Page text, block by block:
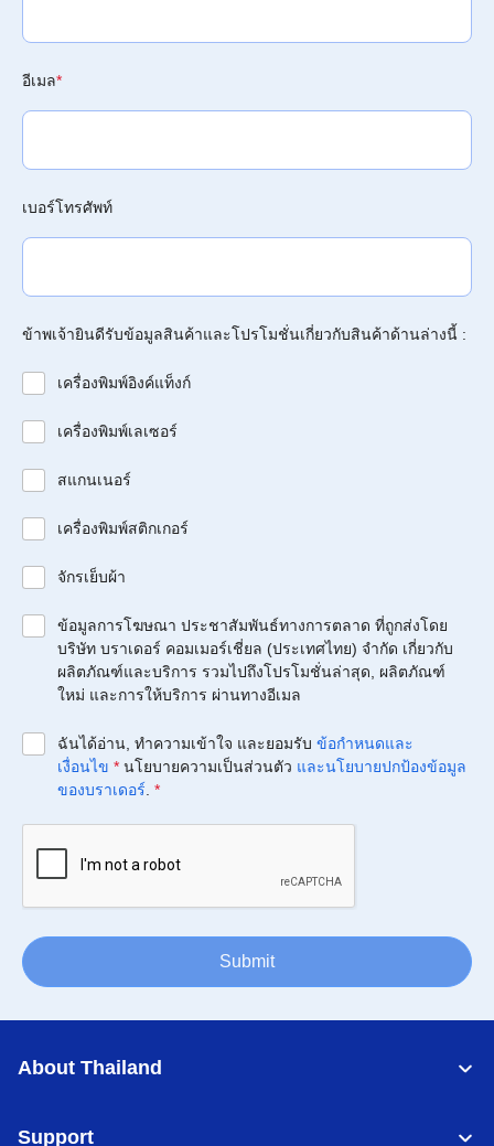
อีเมล*
เบอร์โทรศัพท์
ข้าพเจ้ายินดีรับข้อมูลสินค้าและโปรโมชั่นเกี่ยวกับสินค้าด้านล่างนี้ :
เครื่องพิมพ์อิงค์แท็งก์
เครื่องพิมพ์เลเซอร์
สแกนเนอร์
เครื่องพิมพ์สติกเกอร์
จักรเย็บผ้า
ข้อมูลการโฆษณา ประชาสัมพันธ์ทางการตลาด ที่ถูกส่งโดย
บริษัท บราเดอร์ คอมเมอร์เชี่ยล (ประเทศไทย) จำกัด เกี่ยวกับ
ผลิตภัณฑ์และบริการ รวมไปถึงโปรโมชั่นล่าสุด, ผลิตภัณฑ์
ใหม่ และการให้บริการ ผ่านทางอีเมล
ฉันได้อ่าน, ทำความเข้าใจ และยอมรับ ข้อกำหนดและ
เงื่อนไข * นโยบายความเป็นส่วนตัว และนโยบายปกป้องข้อมูล
ของบราเดอร์ *
Submit
About Thailand
Support